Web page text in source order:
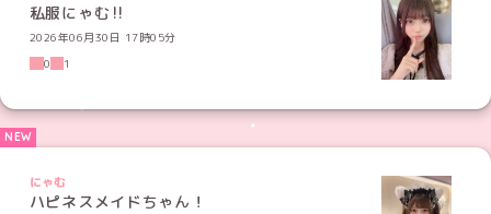
私服にゃむ‼️
2026年06月30日 17時05分
0
1
にゃむ
ハピネスメイドちゃん！